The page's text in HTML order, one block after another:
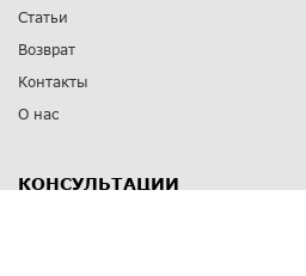
Статьи
Возврат
Контакты
О нас
КОНСУЛЬТАЦИИ